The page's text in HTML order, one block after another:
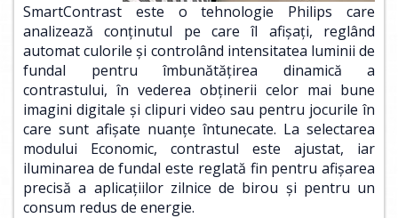
SmartContrast este o tehnologie Philips care
analizează conţinutul pe care îl afişaţi, reglând
automat culorile şi controlând intensitatea luminii de
fundal pentru îmbunătăţirea dinamică a
contrastului, în vederea obţinerii celor mai bune
imagini digitale şi clipuri video sau pentru jocurile în
care sunt afişate nuanţe întunecate. La selectarea
modului Economic, contrastul este ajustat, iar
iluminarea de fundal este reglată fin pentru afişarea
precisă a aplicaţiilor zilnice de birou şi pentru un
consum redus de energie.